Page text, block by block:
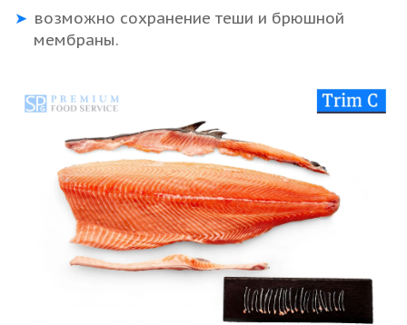
возможно сохранение теши и брюшной
мембраны.